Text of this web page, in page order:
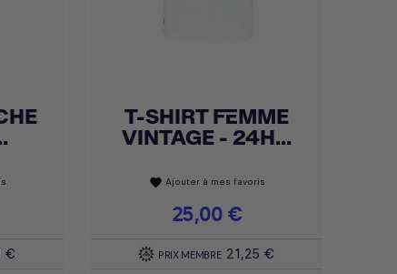
€
 Achat express
T-SHIRT FEMME
VINTAGE - 24H...
favorite Ajouter à mes favoris
Prix
25,00 €
PRIX MEMBRE 21,25 €